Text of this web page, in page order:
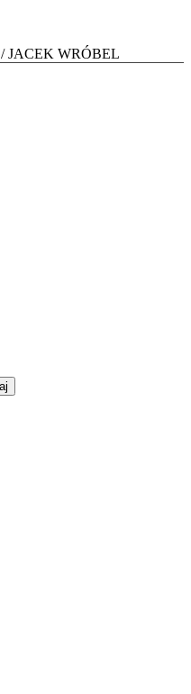
/ JACEK WRÓBEL